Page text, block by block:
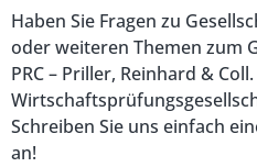
Haben Sie Fragen zu
oder weiteren Themen zum
PRC – Priller, Reinhard &
Schreiben Sie uns einfach
an!